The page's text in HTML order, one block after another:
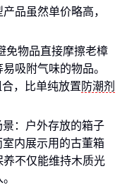
品虽然单价略高，
免物品直接摩擦老樟
吸附气味的物品。
合，比单纯放置 防潮剂
：户外存放的箱子
室内展示用的古董箱
不仅能维持木质光